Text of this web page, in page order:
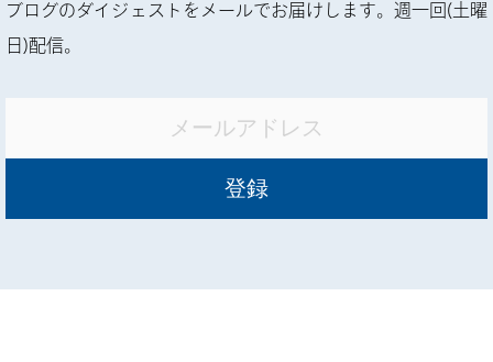
ブログのダイジェストをメールでお届けします。週一回(土曜
日)配信。